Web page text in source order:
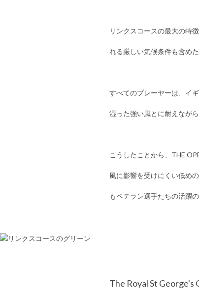
リンクスコースの最大の特
れる厳しい気候条件も含め
すべてのプレーヤーは、イ
湿った強い風とに耐えなが
こうしたことから、THE
風に影響を受けにくい低め
もベテラン選手たちの活躍
The Royal St George's